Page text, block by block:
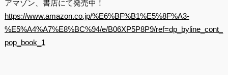
アマゾン、書店にて発売中！
https://www.amazon.co.jp/%E6%BF%B1%E5%8F%A3-
%E5%A4%A7%E8%BC%94/e/B06XP5P8P9/ref=dp_byline_cont_
pop_book_1